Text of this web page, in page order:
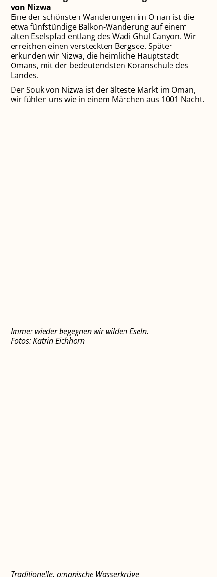
von Nizwa
Eine der schönsten Wanderungen im Oman ist die
etwa fünfstündige Balkon-Wanderung auf einem
alten Eselspfad entlang des Wadi Ghul Canyon. Wir
erreichen einen versteckten Bergsee. Später
erkunden wir Nizwa, die heimliche Hauptstadt
Omans, mit der bedeutend­sten Koranschule des
Landes.
Der Souk von Nizwa ist der älteste Markt im Oman,
wir fühlen uns wie in einem Märchen aus 1001 Nacht.
Immer wieder begegnen wir wilden Eseln.
Fotos: Katrin Eichhorn
Traditionelle, omanische Wasserkrüge